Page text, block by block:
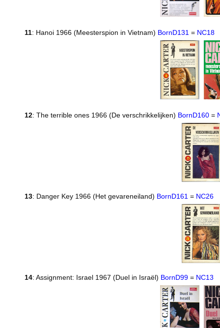
11: Hanoi 1966 (Meesterspion in Vietnam) BornD131 = NC18
12: The terrible ones 1966 (De verschrikkelijken) BornD160 =
13: Danger Key 1966 (Het gevareneiland) BornD161 = NC26
14: Assignment: Israel 1967 (Duel in Israël) BornD99 = NC13